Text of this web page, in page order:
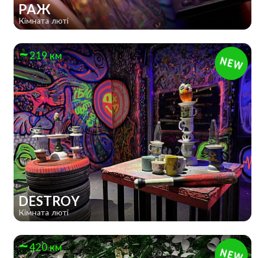
РАЖ
Кімната люті
219 км
DESTROY
Кімната люті
420 км